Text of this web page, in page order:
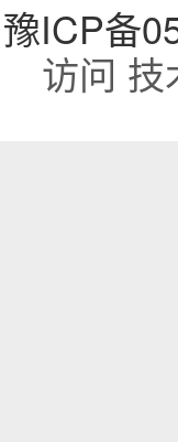
豫ICP备
访问